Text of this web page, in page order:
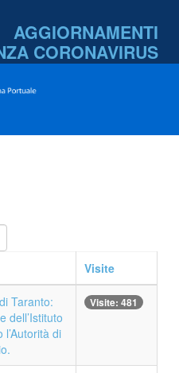
AGGIORNAMENTI
CORONAVIRUS
Visite
Taranto:
dell’Istituto
di
Visite: 481